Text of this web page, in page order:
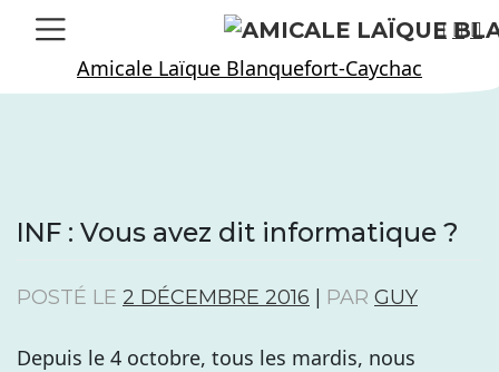
Skip
Amicale Laïque Blanquefort-Caychac
INF : Vous avez dit informatique ?
POSTÉ LE 2 DÉCEMBRE 2016 PAR GUY
Depuis le 4 octobre, tous les mardis, nous